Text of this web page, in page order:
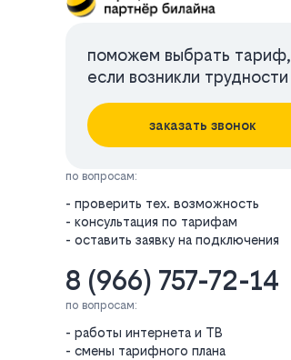
поможем выбрать тариф,
если возникли трудности
заказать звонок
по вопросам:
- проверить тех. возможность
- консультация по тарифам
- оставить заявку на подключения
8 (966) 757-72-14
по вопросам:
- работы интернета и ТВ
- смены тарифного плана